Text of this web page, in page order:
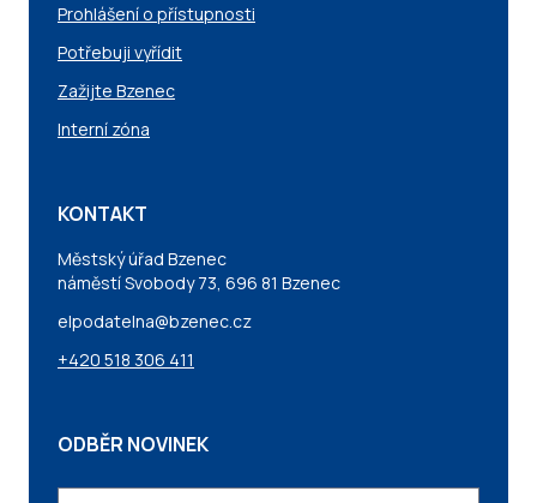
Prohlášení o přístupnosti
Potřebuji vyřídit
Zažijte Bzenec
Interní zóna
KONTAKT
Městský úřad Bzenec
náměstí Svobody 73, 696 81 Bzenec
elpodatelna@bzenec.cz
+420 518 306 411
ODBĚR NOVINEK